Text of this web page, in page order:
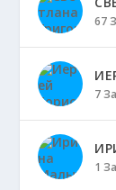
67
7
1